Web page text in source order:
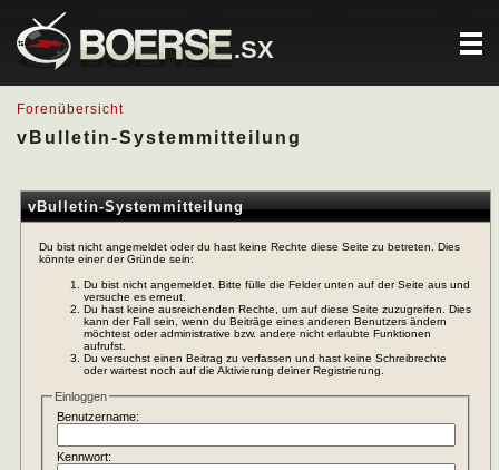
.SX
Forenübersicht
vBulletin-Systemmitteilung
vBulletin-Systemmitteilung
Du bist nicht angemeldet oder du hast keine Rechte diese Seite zu betreten. Dies
könnte einer der Gründe sein:
Du bist nicht angemeldet. Bitte fülle die Felder unten auf der Seite aus und
versuche es erneut.
Du hast keine ausreichenden Rechte, um auf diese Seite zuzugreifen. Dies
kann der Fall sein, wenn du Beiträge eines anderen Benutzers ändern
möchtest oder administrative bzw. andere nicht erlaubte Funktionen
aufrufst.
Du versuchst einen Beitrag zu verfassen und hast keine Schreibrechte
oder wartest noch auf die Aktivierung deiner Registrierung.
Einloggen
Benutzername:
Kennwort: